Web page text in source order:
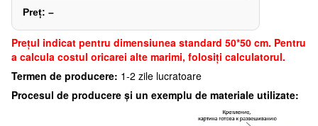
Preț: –
Preţul indicat pentru dimensiunea standard 50*50 cm. Pentru
a calcula costul oricarei alte marimi, folosiți calculatorul.
Termen de producere: 1-2 zile lucratoare
Procesul de producere și un exemplu de materiale utilizate: